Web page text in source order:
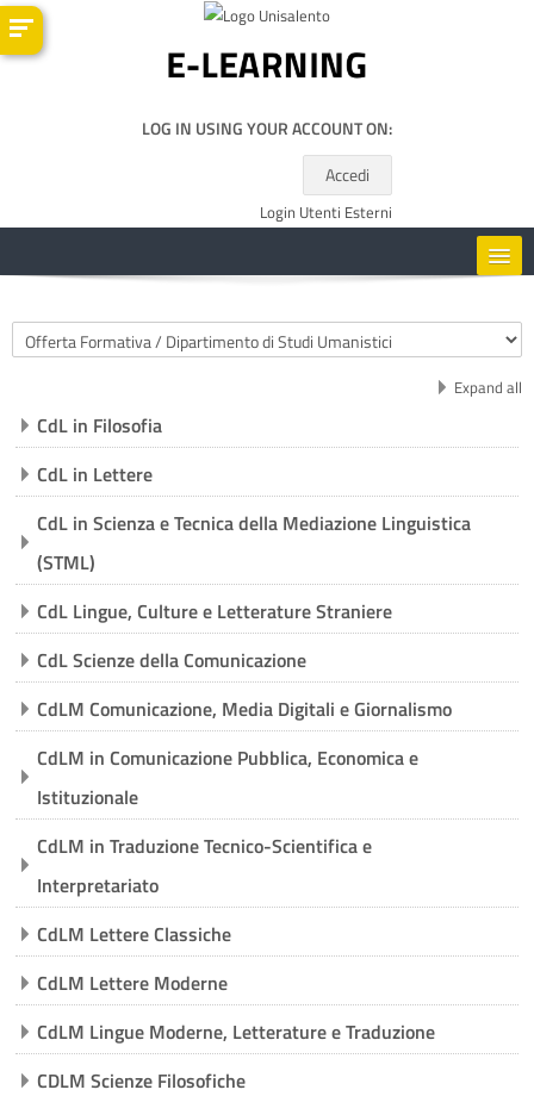
Skip to main content
LOG IN USING YOUR ACCOUNT ON:
Accedi
Login Utenti Esterni
RISORSE UTILI
ENGLISH ‎(EN)‎
Search
Course categories
Expand all
CdL in Filosofia
CdL in Lettere
CdL in Scienza e Tecnica della Mediazione Linguistica
(STML)
CdL Lingue, Culture e Letterature Straniere
CdL Scienze della Comunicazione
CdLM Comunicazione, Media Digitali e Giornalismo
CdLM in Comunicazione Pubblica, Economica e
Istituzionale
CdLM in Traduzione Tecnico-Scientifica e
Interpretariato
CdLM Lettere Classiche
CdLM Lettere Moderne
CdLM Lingue Moderne, Letterature e Traduzione
CDLM Scienze Filosofiche